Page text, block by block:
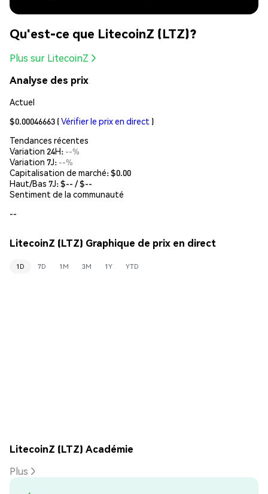
Qu'est-ce que LitecoinZ (LTZ)?
Plus sur LitecoinZ
Analyse des prix
Actuel
$0.00046663 (Vérifier le prix en direct )
Tendances récentes
Variation 24H: --%
Variation 7J: --%
Capitalisation de marché:$0.00
Haut/Bas 7J: $-- / $--
Sentiment de la communauté
--
LitecoinZ (LTZ) Graphique de prix en direct
1D 7D 1M 3M 1Y YTD
LitecoinZ (LTZ) Académie
Plus